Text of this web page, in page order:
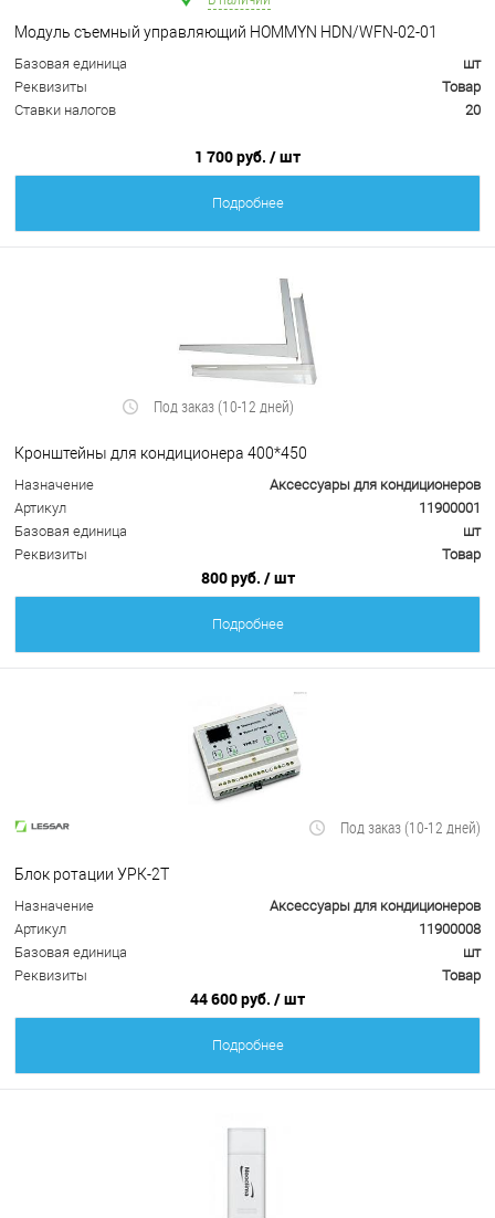
Модуль съемный управляющий HOMMYN HDN/WFN-02-01
Базовая единица
шт
Реквизиты
Товар
Ставки налогов
20
1 700 руб. / шт
Подробнее
Под заказ (10-12 дней)
Кронштейны для кондиционера 400*450
Назначение
Аксессуары для кондиционеров
Артикул
11900001
Базовая единица
шт
Реквизиты
Товар
800 руб. / шт
Подробнее
Под заказ (10-12 дней)
Блок ротации УРК-2Т
Назначение
Аксессуары для кондиционеров
Артикул
11900008
Базовая единица
шт
Реквизиты
Товар
44 600 руб. / шт
Подробнее